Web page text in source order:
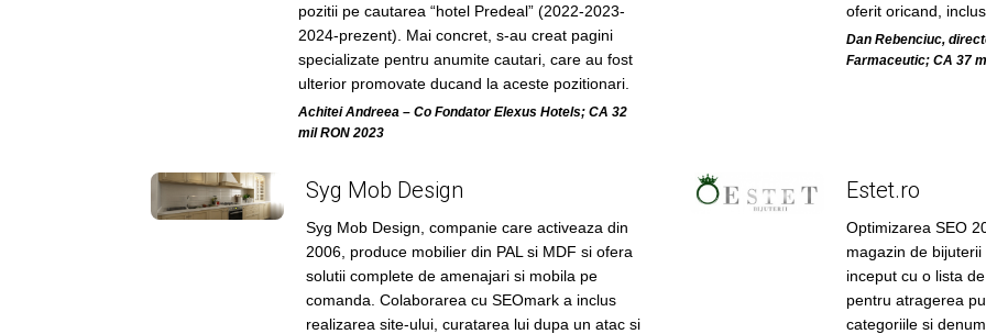
pozitii pe cautarea “hotel Predeal” (2022-2023-
2024-prezent). Mai concret, s-au creat pagini
specializate pentru anumite cautari, care au fost
ulterior promovate ducand la aceste pozitionari.
Achitei Andreea – Co Fondator Elexus Hotels; CA 32
mil RON 2023
oferit oricand,
Dan Rebenciuc,
Farmaceutic; CA 37
Syg Mob Design
Syg Mob Design, companie care activeaza din
2006, produce mobilier din PAL si MDF si ofera
solutii complete de amenajari si mobila pe
comanda. Colaborarea cu SEOmark a inclus
realizarea site-ului, curatarea lui dupa un atac si
Estet.ro
Optimizarea SEO
magazin de
inceput cu o lista
pentru atragerea
categoriile si